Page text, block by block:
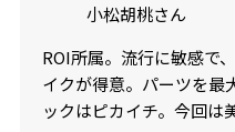
小松胡桃さん
ROI所属。流行に敏感で
イクが得意。パーツを最
ックはピカイチ。今回は